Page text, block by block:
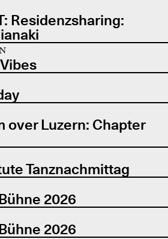
Residenzsharing:
over Luzern: Chapter
Tanznachmittag
2026
2026